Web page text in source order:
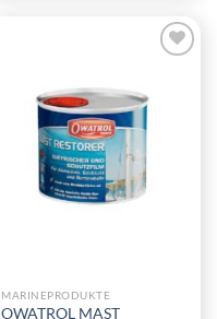
Wunschliste
hinzufügen
MARINEPRODUKTE
OWATROL MAST